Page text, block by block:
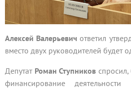
Алексей Валерьевич ответил
вместо двух руководителей будет
Депутат Роман Ступников
финансирование